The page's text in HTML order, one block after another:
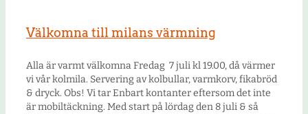
Välkomna till milans värmning
Alla är varmt välkomna Fredag 7 juli kl 19.00, då värmer
vi vår kolmila. Servering av kolbullar, varmkorv, fikabröd
& dryck. Obs! Vi tar Enbart kontanter eftersom det inte
är mobiltäckning. Med start på lördag den 8 juli & så